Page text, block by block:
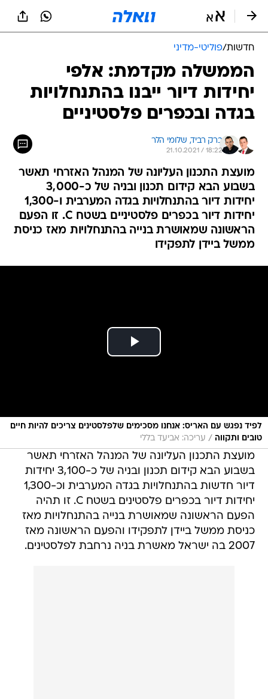
חדשות/פוליטי-מדיני
הממשלה מקדמת: אלפי
יחידות דיור ייבנו בהתנחלויות
בגדה ובכפרים פלסטיניים
ברק רביד, שלומי הלר
21.10.2021 / 18:22
מועצת התכנון העליונה של המנהל האזרחי תאשר
בשבוע הבא קידום תכנון ובניה של כ-3,000
יחידות דיור בהתנחלויות בגדה המערבית ו-1,300
יחידות דיור בכפרים פלסטיניים בשטח C. זו הפעם
הראשונה שמאושרת בנייה בהתנחלויות מאז כניסת
ממשל ביידן לתפקידו
לפיד נפגש עם האריס: אנחנו מסכימים שלפלסטינים צריכים להיות חיים
טובים ותקווה / עריכה: אביעד בללי
מועצת התכנון העליונה של המנהל האזרחי תאשר
בשבוע הבא קידום תכנון ובניה של כ-3,100 יחידות
דיור חדשות בהתנחלויות בגדה המערבית וכ-1,300
יחידות דיור בכפרים פלסטינים בשטח C. זו תהיה
הפעם הראשונה שמאושרת בנייה בהתנחלויות מאז
כניסת ממשל ביידן לתפקידו והפעם הראשונה מאז
2007 בה ישראל מאשרת בניה נרחבת לפלסטינים.